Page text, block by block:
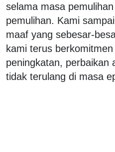
selama masa
pemulihan. Kami
maaf yang sebesar-
kami terus
peningkatan, perbaikan
tidak terulang di masa